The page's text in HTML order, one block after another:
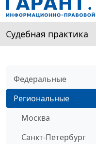
Судебная практика
Федеральные
Региональные
Москва
Санкт-Петербург